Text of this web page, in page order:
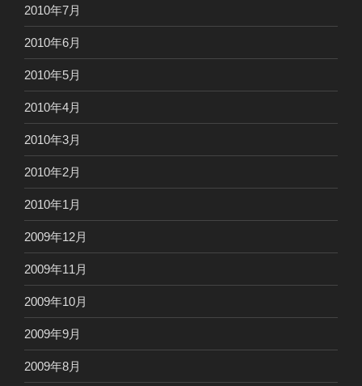
2010年7月
2010年6月
2010年5月
2010年4月
2010年3月
2010年2月
2010年1月
2009年12月
2009年11月
2009年10月
2009年9月
2009年8月